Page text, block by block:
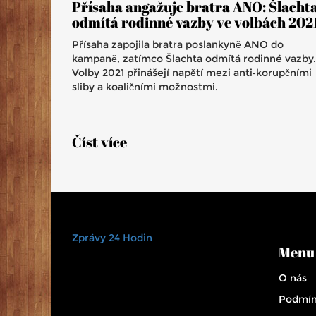
Přísaha angažuje bratra ANO:
odmítá rodinné vazby ve volbách
Přísaha zapojila bratra poslankyně ANO do
kampaně, zatímco Šlachta odmítá rodinné vazby.
Volby 2021 přinášejí napětí mezi anti‑korupčními
sliby a koaličními možnostmi.
Číst více
Zprávy 24 Hodin
Menu
O nás